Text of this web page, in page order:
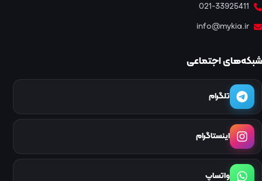
021-33925411
info@mykia.ir
شبکه‌های اجتماعی
تلگرام
اینستاگرام
واتساپ